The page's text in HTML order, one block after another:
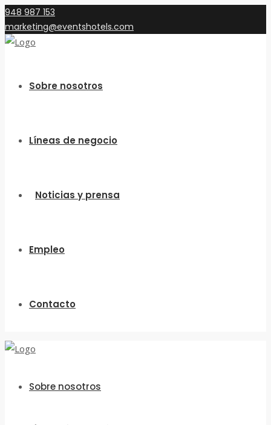
948 987 153
marketing@eventshotels.com
Sobre nosotros
Líneas de negocio
Noticias y prensa
Empleo
Contacto
Sobre nosotros